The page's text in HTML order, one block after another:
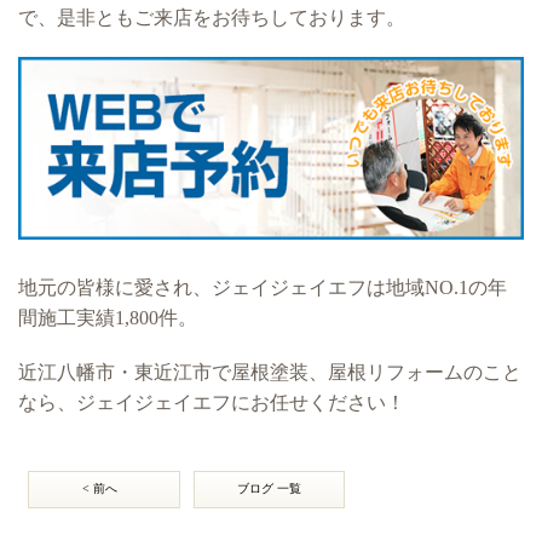
で、是非ともご来店をお待ちしております。
地元の皆様に愛され、ジェイジェイエフは地域NO.1の年
間施工実績1,800件。
近江八幡市・東近江市で屋根塗装、屋根リフォームのこと
なら、ジェイジェイエフにお任せください！
< 前へ ブログ 一覧